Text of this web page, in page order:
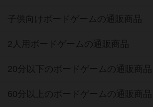
子供向けボードゲームの通販商品
2人用ボードゲームの通販商品
20分以下のボードゲームの通販商品
60分以上のボードゲームの通販商品